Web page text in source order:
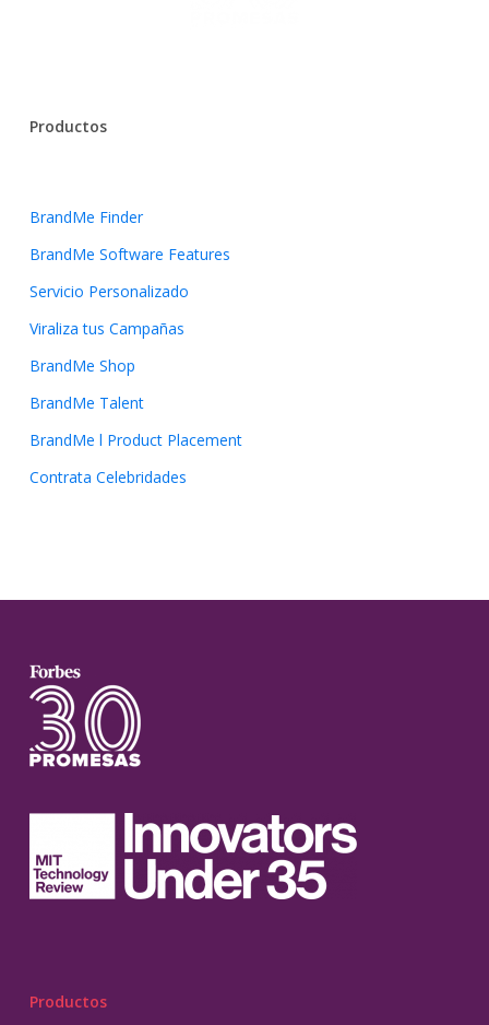
Productos
BrandMe Finder
BrandMe Software Features
Servicio Personalizado
Viraliza tus Campañas
BrandMe Shop
BrandMe Talent
BrandMe l Product Placement
Contrata Celebridades
Productos